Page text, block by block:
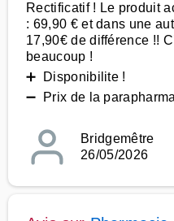
Rectificatif ! Le produit
: 69,90 € et dans une
17,90€ de différence !!
beaucoup !
➕ Disponibilite !
➖ Prix de la
Bridgemêtre
26/05/2026